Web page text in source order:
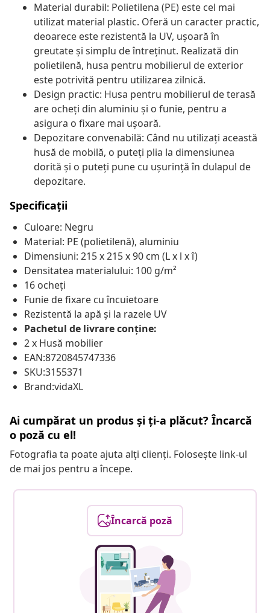
Material durabil: Polietilena (PE) este cel mai
utilizat material plastic. Oferă un caracter practic,
deoarece este rezistentă la UV, ușoară în
greutate și simplu de întreținut. Realizată din
polietilenă, husa pentru mobilierul de exterior
este potrivită pentru utilizarea zilnică.
Design practic: Husa pentru mobilierul de terasă
are ocheți din aluminiu și o funie, pentru a
asigura o fixare mai ușoară.
Depozitare convenabilă: Când nu utilizați această
husă de mobilă, o puteți plia la dimensiunea
dorită și o puteți pune cu ușurință în dulapul de
depozitare.
Specificații
Culoare: Negru
Material: PE (polietilenă), aluminiu
Dimensiuni: 215 x 215 x 90 cm (L x l x î)
Densitatea materialului: 100 g/m²
16 ocheți
Funie de fixare cu încuietoare
Rezistentă la apă și la razele UV
Pachetul de livrare conține:
2 x Husă mobilier
EAN:8720845747336
SKU:3155371
Brand:vidaXL
Ai cumpărat un produs și ți-a plăcut? Încarcă
o poză cu el!
Fotografia ta poate ajuta alți clienți. Folosește link-ul
de mai jos pentru a începe.
Încarcă poză